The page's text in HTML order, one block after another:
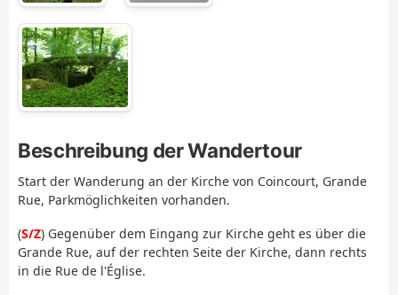
Beschreibung der Wandertour
Start der Wanderung an der Kirche von Coincourt, Grande
Rue, Parkmöglichkeiten vorhanden.
(S/Z) Gegenüber dem Eingang zur Kirche geht es über die
Grande Rue, auf der rechten Seite der Kirche, dann rechts
in die Rue de l'Église.